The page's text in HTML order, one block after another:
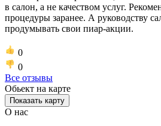
в салон, а не качеством услуг.
процедуры заранее. А руководству
продумывать свои пиар-акции.
0
0
Все отзывы
Обьект на карте
Показать карту
О нас